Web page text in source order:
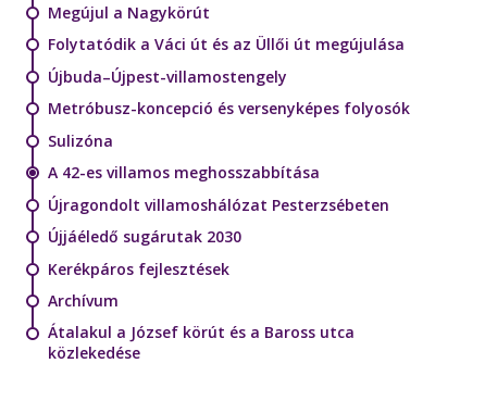
Megújul a Nagykörút
Folytatódik a Váci út és az Üllői út megújulása
Újbuda–Újpest-villamostengely
Metróbusz-koncepció és versenyképes folyosók
Sulizóna
A 42-es villamos meghosszabbítása
Újragondolt villamoshálózat Pesterzsébeten
Újjáéledő sugárutak 2030
Kerékpáros fejlesztések
Archívum
Átalakul a József körút és a Baross utca
közlekedése